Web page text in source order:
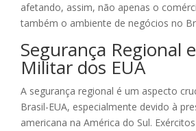
afetando, assim, não apenas o
também o ambiente de negócios no
Segurança Regional
Militar dos EUA
A segurança regional é um aspecto
Brasil-EUA, especialmente devido à
americana na América do Sul.